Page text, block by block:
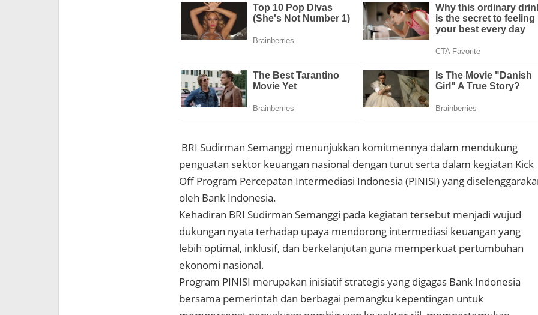
BRI Sudirman Semanggi menunjukkan komitmennya dalam mendukung
penguatan sektor keuangan nasional dengan turut serta dalam kegiatan Kick
Off Program Percepatan Intermediasi Indonesia (PINISI) yang
oleh Bank Indonesia.
Kehadiran BRI Sudirman Semanggi pada kegiatan tersebut menjadi wujud
dukungan nyata terhadap upaya mendorong intermediasi keuangan yang
lebih optimal, inklusif, dan berkelanjutan guna memperkuat pertumbuhan
ekonomi nasional.
Program PINISI merupakan inisiatif strategis yang digagas Bank Indonesia
bersama pemerintah dan berbagai pemangku kepentingan untuk